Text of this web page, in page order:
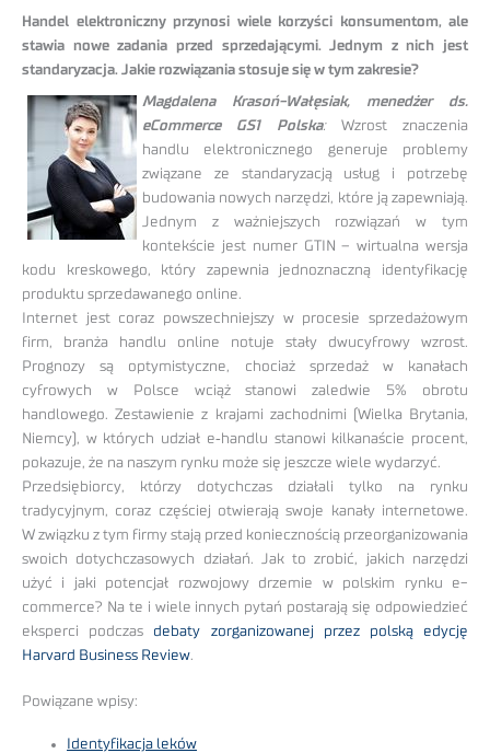
Handel elektroniczny przynosi wiele korzyści konsumentom, ale
stawia nowe zadania przed sprzedającymi. Jednym z nich jest
standaryzacja. Jakie rozwiązania stosuje się w tym zakresie?
Magdalena Krasoń-Wałęsiak, menedżer ds.
eCommerce GS1 Polska: Wzrost znaczenia
handlu elektronicznego generuje problemy
związane ze standaryzacją usług i potrzebę
budowania nowych narzędzi, które ją zapewniają.
Jednym z ważniejszych rozwiązań w tym
kontekście jest numer GTIN – wirtualna wersja
kodu kreskowego, który zapewnia jednoznaczną identyfikację
produktu sprzedawanego online.
Internet jest coraz powszechniejszy w procesie sprzedażowym
firm, branża handlu online notuje stały dwucyfrowy wzrost.
Prognozy są optymistyczne, chociaż sprzedaż w kanałach
cyfrowych w Polsce wciąż stanowi zaledwie 5% obrotu
handlowego. Zestawienie z krajami zachodnimi (Wielka Brytania,
Niemcy), w których udział e‑handlu stanowi kilkanaście procent,
pokazuje, że na naszym rynku może się jeszcze wiele wydarzyć.
Przedsiębiorcy, którzy dotychczas działali tylko na rynku
tradycyjnym, coraz częściej otwierają swoje kanały internetowe.
W związku z tym firmy stają przed koniecznością przeorganizowania
swoich dotychczasowych działań. Jak to zrobić, jakich narzędzi
użyć i jaki potencjał rozwojowy drzemie w polskim rynku e-
commerce? Na te i wiele innych pytań postarają się odpowiedzieć
eksperci podczas debaty zorganizowanej przez polską edycję
Harvard Business Review.
Powiązane wpisy:
Identyfikacja leków